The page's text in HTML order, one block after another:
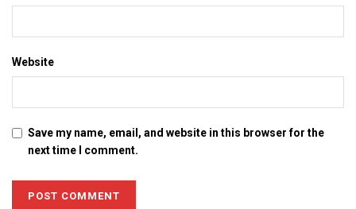
Website
Save my name, email, and website in this browser for the
next time I comment.